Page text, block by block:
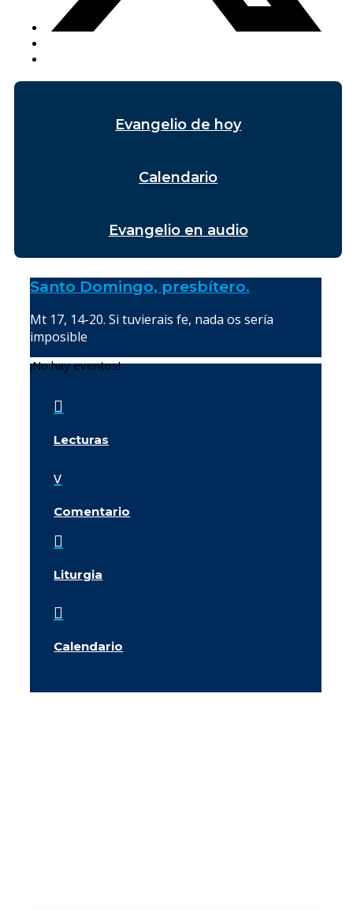
Evangelio de hoy
Calendario
Evangelio en audio
Santo Domingo, presbítero.
Mt 17, 14-20. Si tuvierais fe, nada os sería
imposible
¡No hay eventos!

Lecturas
v
Comentario

Liturgia

Calendario